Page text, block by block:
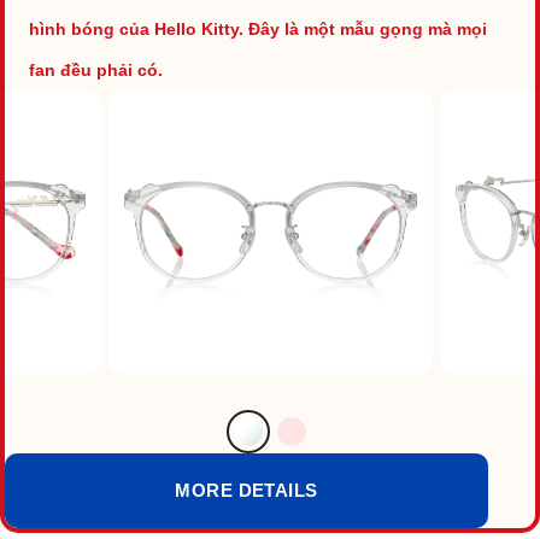
hình bóng của Hello Kitty. Đây là một mẫu gọng mà mọi
fan đều phải có.
MORE DETAILS